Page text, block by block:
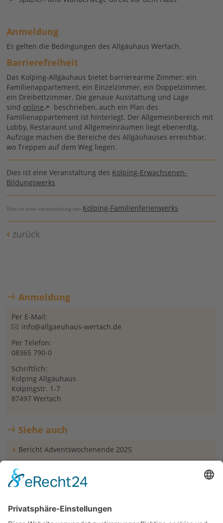
Anmeldung
Es gelten die Bedingungen des Allgäuhaus Wertach.
Barrierefreiheit
Das Kolping-Allgäuhaus bietet barrierearme Zimmer: ein
Familienappartement, ein Einzelzimmer, ein Doppelzimmer,
ein Dreibettzimmer. Die genaue Ausstattung und Lage
sind online
beschrieben, auch ein Plan des
Familienappartement ist hinterlegt. Der Allgemeinbereich mit
Lobby, Restaraunt und Allgemeinräumen liegt ebenerdig,
Aufzüge machen die Bereiche des Allgäuhauses erreichbar,
wo Treppen auf dem Weg liegen.
Dies ist eine Veranstaltung des Kolping-Erwachsenen-
Bildungswerks
Dies ist eine Veranstaltung des Kolping-Familienferienwerks
zurück
Anmeldung
Per E-Mail:
info@allgaeuhaus-wertach.de
Per Telefon:
08365 790-0
Schriftlich:
Kolping Allgäuhaus
Kolpingstr. 1-7
87497 Wertach
Siehe auch
Bericht Adventswochenende 2025
Oma-Opa-Enkelwochenende im Frühjahr 2026